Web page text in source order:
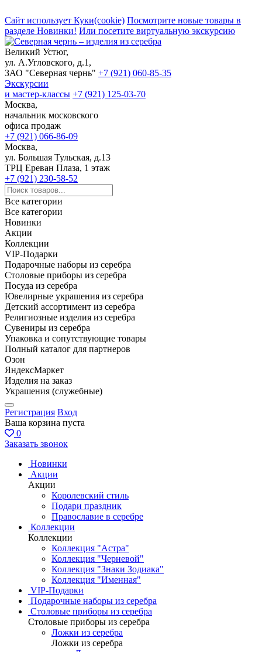
Сайт использует Куки(cookie) Посмотрите новые товары в
разделе Новинки! Или посетите виртуальную экскурсию
Великий Устюг,
ул. А.Угловского, д.1,
ЗАО "Северная чернь" +7 (921) 060-85-35
Экскурсии
и мастер-классы +7 (921) 125-03-70
Москва,
начальник московского
офиса продаж
+7 (921) 066-86-09
Москва,
ул. Большая Тульская, д.13
ТРЦ Ереван Плаза, 1 этаж
+7 (921) 230-58-52
Все категории
Все категории
Новинки
Акции
Коллекции
VIP-Подарки
Подарочные наборы из серебра
Столовые приборы из серебра
Посуда из серебра
Ювелирные украшения из серебра
Детский ассортимент из серебра
Религиозные изделия из серебра
Сувениры из серебра
Упаковка и сопутствующие товары
Полный каталог для партнеров
Озон
ЯндексМаркет
Изделия на заказ
Украшения (служебные)
Регистрация Вход
Ваша корзина пуста
0
Заказать звонок
Новинки
Акции
Акции
Королевский стиль
Подари праздник
Православие в серебре
Коллекции
Коллекции
Коллекция "Астра"
Коллекция "Черневой"
Коллекция "Знаки Зодиака"
Коллекция "Именная"
VIP-Подарки
Подарочные наборы из серебра
Столовые приборы из серебра
Столовые приборы из серебра
Ложки из серебра
Ложки из серебра